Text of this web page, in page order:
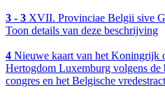
3 - 3 XVII. Provinciae Belgii sive
Toon details van deze beschrijving
4 Nieuwe kaart van het Koningrijk
Hertogdom Luxemburg volgens de
congres en het Belgische